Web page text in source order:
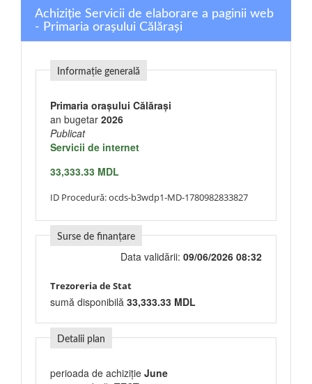
Achiziție Servicii de elaborare a paginii web
- Primaria orașului Călărași
Informație generală
Primaria orașului Călărași
an bugetar 2026
Publicat
Servicii de internet
33,333.33 MDL
ID Procedură:ocds-b3wdp1-MD-1780982833827
Surse de finanțare
Data validării: 09/06/2026 08:32
Trezoreria de Stat
sumă disponibilă 33,333.33 MDL
Detalii plan
perioada de achiziție June